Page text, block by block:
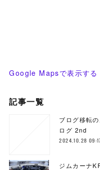
Google Mapsで表示する
記事一覧
ブログ移転
ログ 2nd
2024.10.28
ジムカーナ